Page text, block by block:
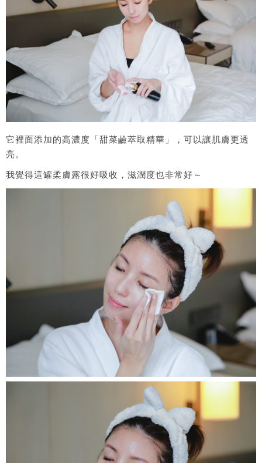
它裡面添加的高濃度「甜菜鹼萃取精華」，可以讓肌膚更透
亮。
我覺得這罐柔膚露很好吸收，滋潤度也非常好～